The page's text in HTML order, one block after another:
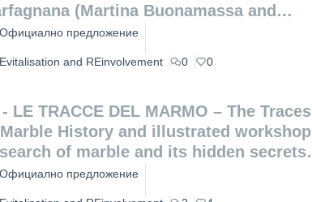
(Martina Buonamassa and
Lucia)
Официално предложение
and REinvolvement 0 0
- LE TRACCE DEL MARMO – The Traces
History and illustrated workshop
of marble and its hidden secrets
Coppini and Marco Altemura)
Официално предложение